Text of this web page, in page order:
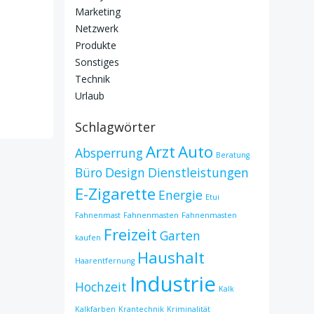
Marketing
Netzwerk
Produkte
Sonstiges
Technik
Urlaub
Schlagwörter
AbsperrungArztAuto Beratung
Büro Design Dienstleistungen
E-Zigarette Energie Etui
Fahnenmast Fahnenmasten Fahnenmasten
kaufen Freizeit Garten
Haarentfernung Haushalt
Hochzeit Industrie Kalk
Kalkfarben Krantechnik Kriminalität